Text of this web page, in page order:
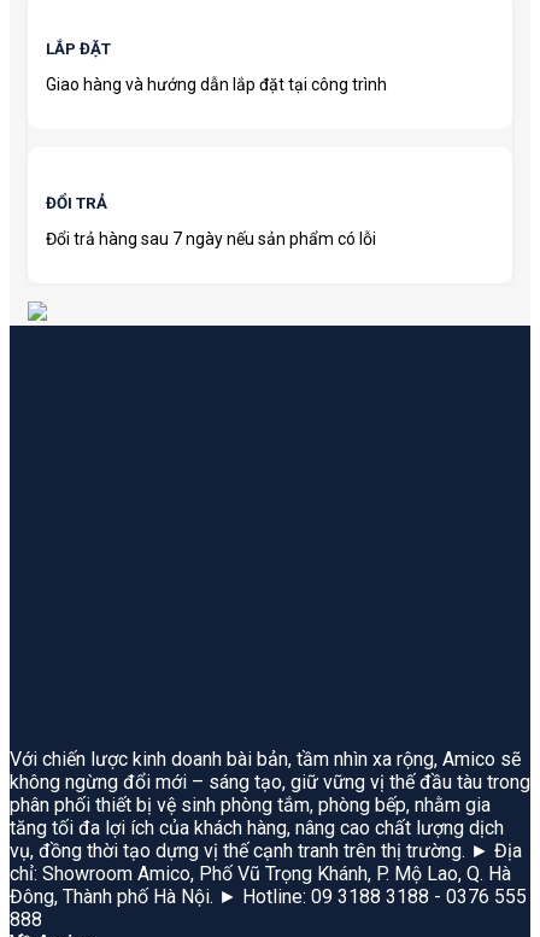
LẮP ĐẶT
Giao hàng và hướng dẫn lắp đặt tại công trình
ĐỔI TRẢ
Đổi trả hàng sau 7 ngày nếu sản phẩm có lỗi
Với chiến lược kinh doanh bài bản, tầm nhìn xa rộng, Amico sẽ
không ngừng đổi mới – sáng tạo, giữ vững vị thế đầu tàu trong
phân phối thiết bị vệ sinh phòng tắm, phòng bếp, nhằm gia
tăng tối đa lợi ích của khách hàng, nâng cao chất lượng dịch
vụ, đồng thời tạo dựng vị thế cạnh tranh trên thị trường. ► Địa
chỉ: Showroom Amico, Phố Vũ Trọng Khánh, P. Mộ Lao, Q. Hà
Đông, Thành phố Hà Nội. ► Hotline: 09 3188 3188 - 0376 555
888